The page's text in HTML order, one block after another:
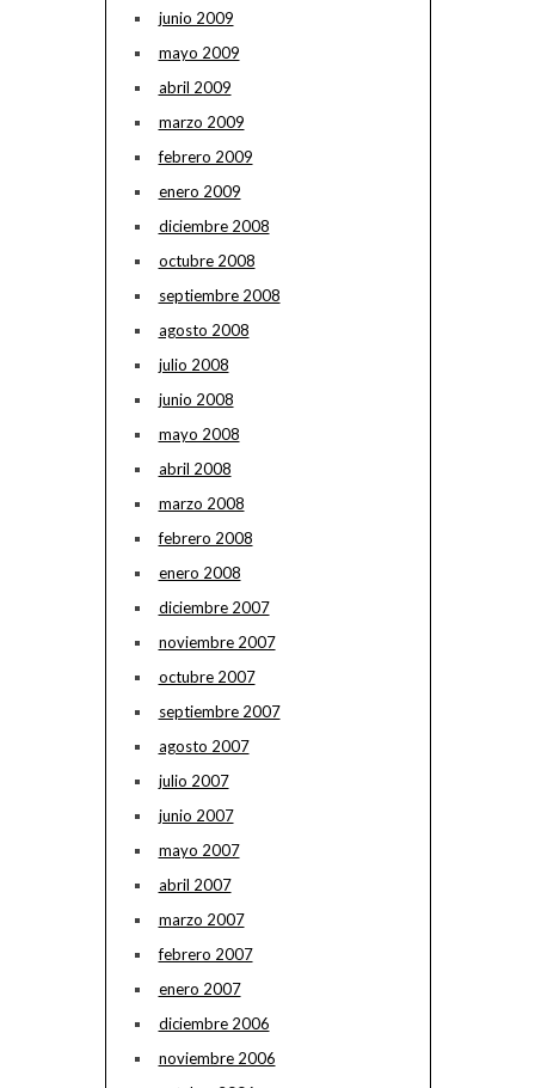
junio 2009
mayo 2009
abril 2009
marzo 2009
febrero 2009
enero 2009
diciembre 2008
octubre 2008
septiembre 2008
agosto 2008
julio 2008
junio 2008
mayo 2008
abril 2008
marzo 2008
febrero 2008
enero 2008
diciembre 2007
noviembre 2007
octubre 2007
septiembre 2007
agosto 2007
julio 2007
junio 2007
mayo 2007
abril 2007
marzo 2007
febrero 2007
enero 2007
diciembre 2006
noviembre 2006